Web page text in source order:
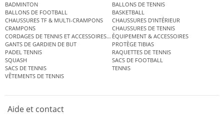
BADMINTON
BALLONS DE TENNIS
BALLONS DE FOOTBALL
BASKETBALL
CHAUSSURES TF & MULTI-CRAMPONS
CHAUSSURES D’INTÉRIEUR
CRAMPONS
CHAUSSURES DE TENNIS
CORDAGES DE TENNIS ET ACCESSOIRES DE TENNISÉQUIPEMENT & ACCESSOIRES
GANTS DE GARDIEN DE BUT
PROTÈGE TIBIAS
PADEL TENNIS
RAQUETTES DE TENNIS
SQUASH
SACS DE FOOTBALL
SACS DE TENNIS
TENNIS
VÊTEMENTS DE TENNIS
Aide et contact